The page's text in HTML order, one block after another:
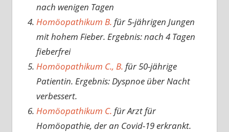
nach wenigen Tagen
Homöopathikum B. für 5-jährigen Jungen
mit hohem Fieber. Ergebnis: nach 4 Tagen
fieberfrei
Homöopathikum C., B. für 50-jährige
Patientin. Ergebnis: Dyspnoe über Nacht
verbessert.
Homöopathikum C. für Arzt für
Homöopathie, der an Covid-19 erkrankt.